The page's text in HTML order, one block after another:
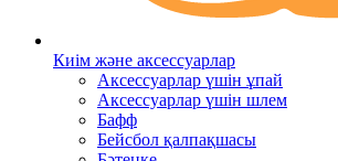
Киім және аксессуарлар
Аксессуарлар үшін ұпай
Аксессуарлар үшін шлем
Бафф
Бейсбол қалпақшасы